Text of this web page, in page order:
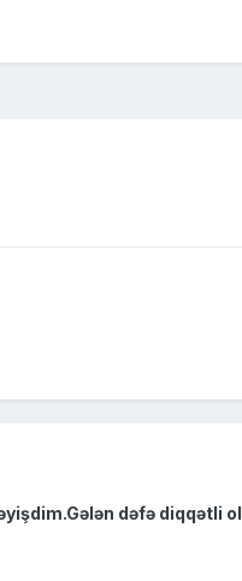
dəfə diqqətli ol